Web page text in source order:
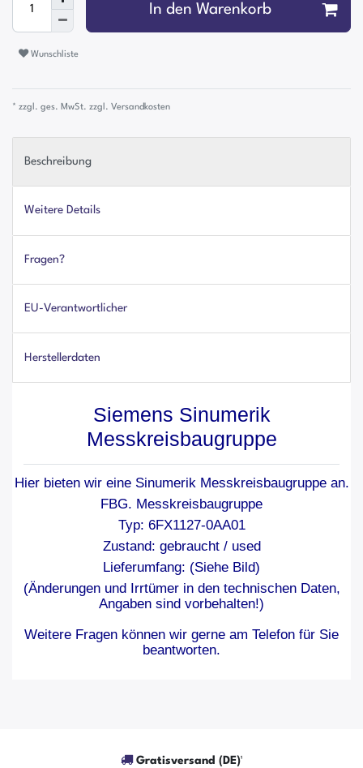
In den Warenkorb
Wunschliste
* zzgl. ges. MwSt. zzgl. Versandkosten
Beschreibung
Weitere Details
Fragen?
EU-Verantwortlicher
Herstellerdaten
Siemens Sinumerik
Messkreisbaugruppe
Hier bieten wir eine Sinumerik Messkreisbaugruppe an.
FBG. Messkreisbaugruppe
Typ: 6FX1127-0AA01
Zustand: gebraucht / used
Lieferumfang: (Siehe Bild)
(Änderungen und Irrtümer in den technischen Daten,
Angaben sind vorbehalten!)
Weitere Fragen können wir gerne am Telefon für Sie
beantworten.
Gratisversand (DE)¹